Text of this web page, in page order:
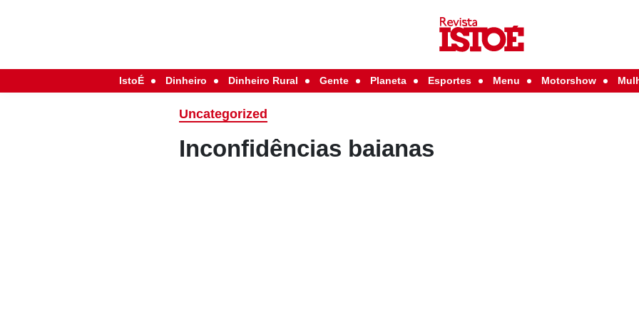
IstoÉ Dinheiro Dinheiro Rural Gente Planeta Esportes Menu Motorshow
Uncategorized
Inconfidências baianas